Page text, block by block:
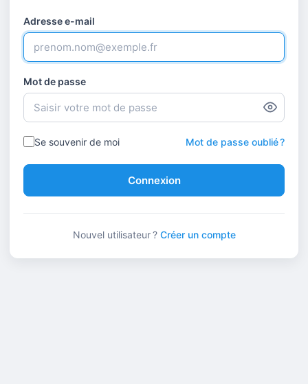
Adresse e-mail
Mot de passe
Se souvenir de moi Mot de passe oublié ?
Connexion
Nouvel utilisateur ? Créer un compte